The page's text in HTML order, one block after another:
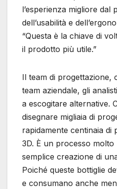
l’esperienza migliore dal
dell’usabilità e
“Questa è la chiave di
il prodotto più utile.”
Il team di progettazione,
team aziendale, gli
a escogitare alternative.
disegnare migliaia di
rapidamente centinaia di
3D. È un processo
semplice creazione di
Poiché queste bottiglie
e consumano anche